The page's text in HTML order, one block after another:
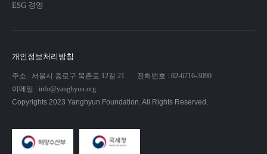
ESG 경영
개인정보처리방침
주소 : 서울시 종로구 북촌로 12길 21
전화번호 : 02-6716-3090
이메일 : info@yanghyun.org
Copyrights 2023 Yanghyun Foundation. All Rights Reserved.